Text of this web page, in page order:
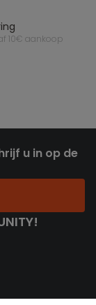
10€ aankoop
u in op de